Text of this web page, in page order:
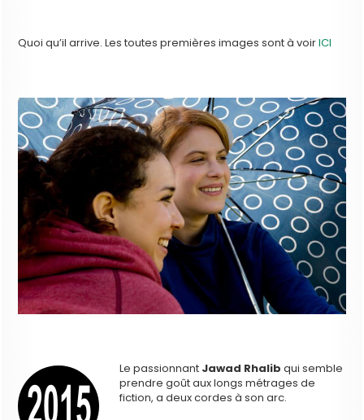
Quoi qu’il arrive. Les toutes premières images sont à voirICI
Le passionnant Jawad Rhalib qui semble
prendre goût aux longs métrages de
fiction, a deux cordes à son arc.